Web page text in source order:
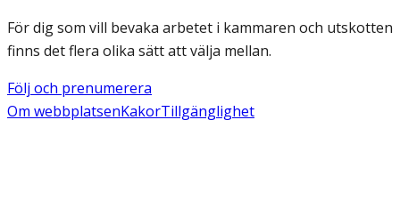
För dig som vill bevaka arbetet i kammaren och utskotten
finns det flera olika sätt att välja mellan.
Följ och prenumerera
Om webbplatsenKakorTillgänglighet